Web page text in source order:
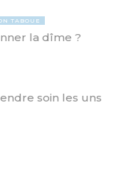
TABOUE
la dîme ?
soin les uns